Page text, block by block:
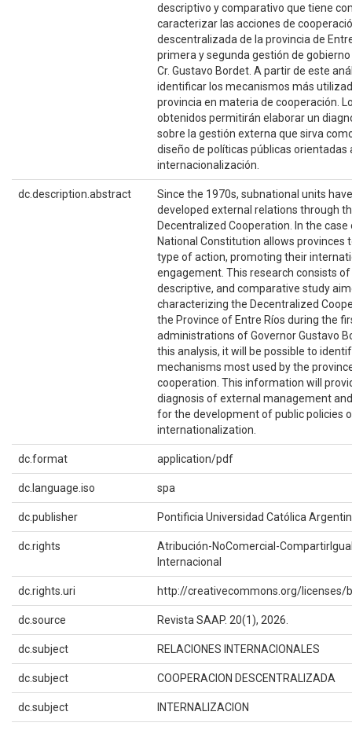
descriptivo y comparativo que tiene
caracterizar las acciones de
descentralizada de la provincia de
primera y segunda gestión de
Cr. Gustavo Bordet. A partir de este
identificar los mecanismos más
provincia en materia de cooperación.
obtenidos permitirán elaborar un
sobre la gestión externa que sirva
diseño de políticas públicas orientadas
internacionalización.
dc.description.abstract
Since the 1970s, subnational units
developed external relations through
Decentralized Cooperation. In the
National Constitution allows provinces
type of action, promoting their
engagement. This research consists
descriptive, and comparative study
characterizing the Decentralized
the Province of Entre Ríos during the
administrations of Governor Gustavo
this analysis, it will be possible to
mechanisms most used by the
cooperation. This information will
diagnosis of external management
for the development of public policies
internationalization.
dc.format application/pdf
dc.language.iso spa
dc.publisher Pontificia Universidad Católica
dc.rights
Atribución-NoComercial-
Internacional
dc.rights.uri http://creativecommons.org/licenses/
dc.source Revista SAAP. 20(1), 2026.
dc.subject RELACIONES INTERNACIONALES
dc.subject COOPERACION DESCENTRALIZADA
dc.subject INTERNALIZACION